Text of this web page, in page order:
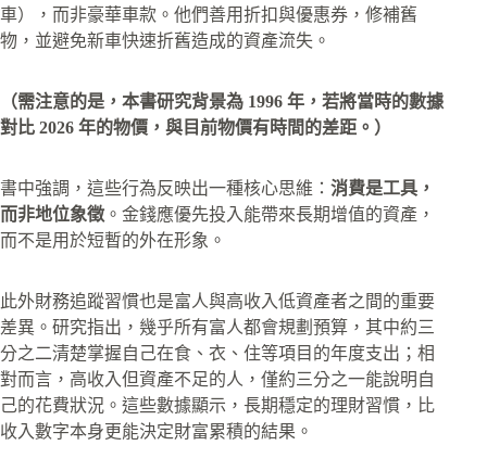
車），而非豪華車款。他們善用折扣與優惠券，修補舊
物，並避免新車快速折舊造成的資產流失。
（需注意的是，本書研究背景為 1996 年，若將當時的數據
對比 2026 年的物價，與目前物價有時間的差距。）
書中強調，這些行為反映出一種核心思維： 消費是工具，
而非地位象徵 。金錢應優先投入能帶來長期增值的資產，
而不是用於短暫的外在形象。
此外財務追蹤習慣也是富人與高收入低資產者之間的重要
差異。研究指出，幾乎所有富人都會規劃預算，其中約三
分之二清楚掌握自己在食、衣、住等項目的年度支出；相
對而言，高收入但資產不足的人，僅約三分之一能說明自
己的花費狀況。這些數據顯示，長期穩定的理財習慣，比
收入數字本身更能決定財富累積的結果。